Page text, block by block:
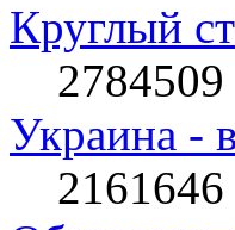
Круглый
2784509
Украина -
2161646